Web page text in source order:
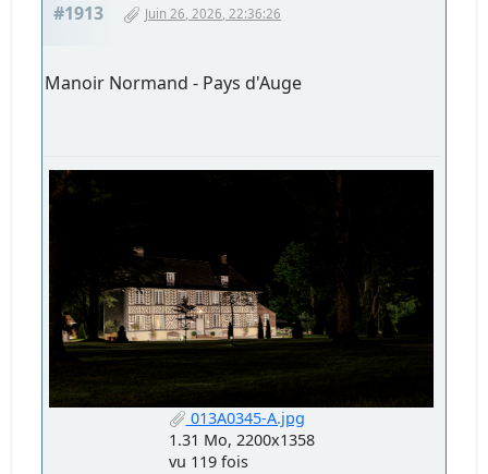
#1913 Juin 26, 2026, 22:36:26
Manoir Normand - Pays d'Auge
013A0345-A.jpg
1.31 Mo, 2200x1358
vu 119 fois